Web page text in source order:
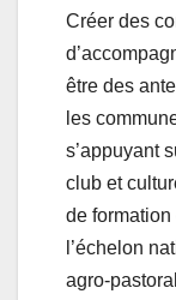
Créer des
être des
les
s’appuyant
club et
de formation
l’échelon
agro-